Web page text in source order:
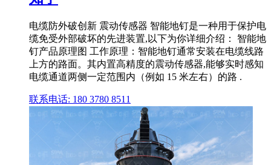
电缆防外破创新 震动传感器 智能地钉是一种用于保护电
缆免受外部破坏的先进装置,以下为你详细介绍： 智能地
钉产品原理图 工作原理：智能地钉通常安装在电缆线路
上方的路面。其内置高精度的震动传感器,能够实时感知
电缆通道两侧一定范围内（例如 15 米左右）的路 .
联系电话: 180 3780 8511